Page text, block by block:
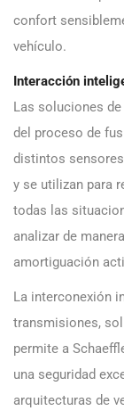
confort
vehículo.
Interacción
Las soluciones
del proceso de
distintos
y se utilizan para
todas las
analizar de
amortiguación
La interconexión
transmisiones,
permite a
una seguridad
arquitecturas de